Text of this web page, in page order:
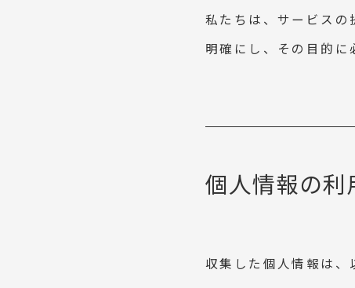
私たちは、サービスの
明確にし、その目的に
個人情報の利
収集した個人情報は、